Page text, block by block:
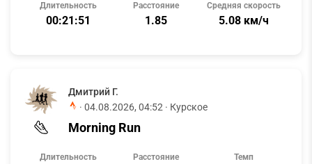
Длительность
00:21:51
Расстояние
1.85
Средняя скорость
5.08 км/ч
Дмитрий Г.
· 04.08.2026, 04:52 · Курское
Morning Run
Длительность Расстояние Темп